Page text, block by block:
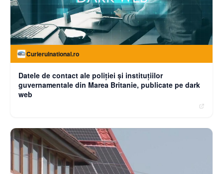
Curierulnational.ro
Datele de contact ale poliției și instituțiilor
guvernamentale din Marea Britanie, publicate pe dark
web